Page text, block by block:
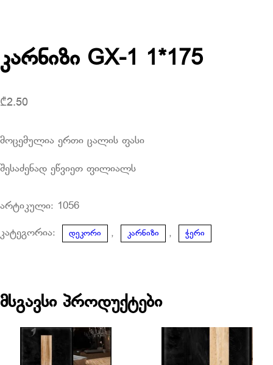
კარნიზი GX-1 1*175
₾2.50
მოცემულია ერთი ცალის ფასი
შესაძენად ეწვიეთ ფილიალს
არტიკული: 1056
კატეგორია: დეკორი , კარნიზი , ჭერი
მსგავსი პროდუქტები